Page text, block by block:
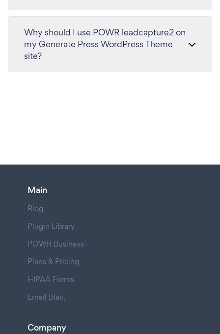
Why should I use POWR leadcapture2 on
my Generate Press WordPress Theme
site?
Main
Blog
Plugin Library
POWR Business
Plans & Pricing
HIPAA Forms
Email Blast
Company